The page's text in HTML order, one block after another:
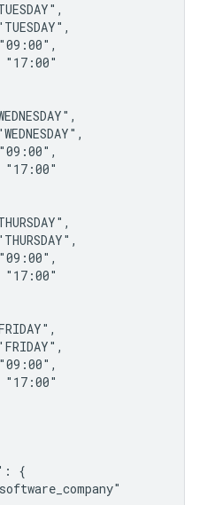
"17:00"
"17:00"
"17:00"
"17:00"
{